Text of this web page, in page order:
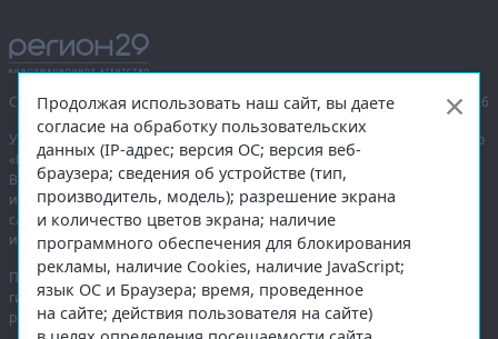
Сетевое издание «Информационное агентство Регион 29»,
© 2016–2026
Учредитель — общество с ограниченной ответственностью «Агентство
«Правда Севера».
Выписка из реестра зарегистрированных средств массовой
информации:ЭЛ № ФС 77-74226от 09.11.2018 выдано Федеральной
службой по надзору в сфере связи, информационных технологий
и массовых коммуникаций (Роскомнадзор).
При полном или частичном использовании любых материалов
гиперссылка на region29.ruобязательна. Копирование материалов без
разрешения администрации сайта запрещено.
Продолжая использовать наш сайт, вы даете
согласие на обработку пользовательских
данных (IP-адрес; версия ОС; версия веб-
браузера; сведения об устройстве (тип,
производитель, модель); разрешение экрана
и количество цветов экрана; наличие
программного обеспечения для блокирования
рекламы, наличие Cookies, наличие JavaScript;
язык ОС и Браузера; время, проведенное
на сайте; действия пользователя на сайте)